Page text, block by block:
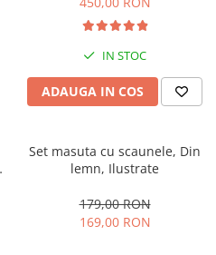
IN STOC
ADAUGA IN COS
Set masuta cu scaunele, Din
lemn, Ilustrate
179,00 RON
169,00 RON